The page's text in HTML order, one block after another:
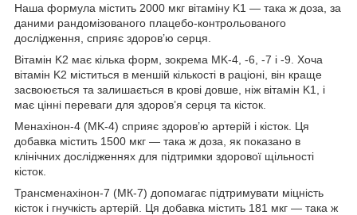
Наша формула містить 2000 мкг вітаміну K1 — така ж доза, за
даними рандомізованого плацебо-контрольованого
дослідження, сприяє здоров’ю серця.
Вітамін K2 має кілька форм, зокрема MK-4, -6, -7 і -9. Хоча
вітамін K2 міститься в меншій кількості в раціоні, він краще
засвоюється та залишається в крові довше, ніж вітамін K1, і
має цінні переваги для здоров’я серця та кісток.
Менахінон-4 (MK-4) сприяє здоров’ю артерій і кісток. Ця
добавка містить 1500 мкг — така ж доза, як показано в
клінічних дослідженнях для підтримки здорової щільності
кісток.
Трансменахінон-7 (МК-7) допомагає підтримувати міцність
кісток і гнучкість артерій. Ця добавка містить 181 мкг — така ж